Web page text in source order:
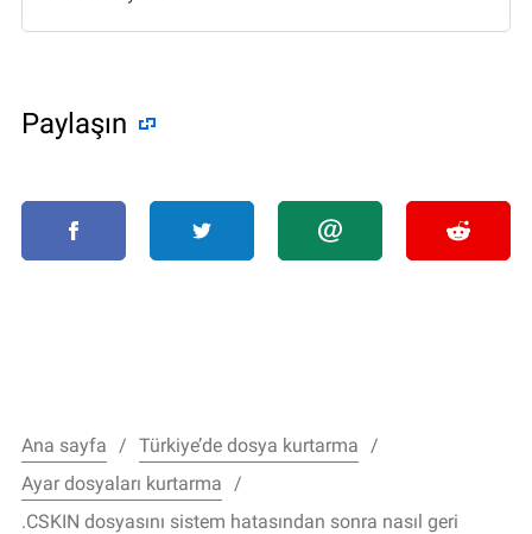
Paylaşın
Ana sayfa
Türkiye’de dosya kurtarma
Ayar dosyaları kurtarma
.CSKIN dosyasını sistem hatasından sonra nasıl geri